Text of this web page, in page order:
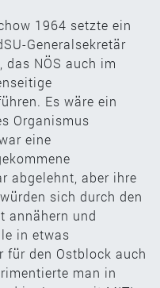
1964 setzte ein
Generalsekretär
NÖS auch im
Es wäre ein
Organismus
eine
abgelehnt, aber ihre
sich durch den
annähern und
in etwas
für den Ostblock auch
man in